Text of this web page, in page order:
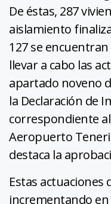
De éstas, 287
aislamiento
127 se
llevar a cabo las
apartado noveno
la Declaración de
correspondiente
Aeropuerto
destaca la
Estas actuaciones
incrementando